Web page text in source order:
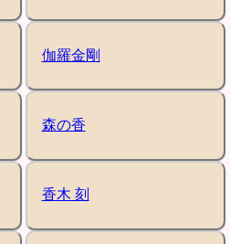
伽羅金剛
森の香
香木 刻